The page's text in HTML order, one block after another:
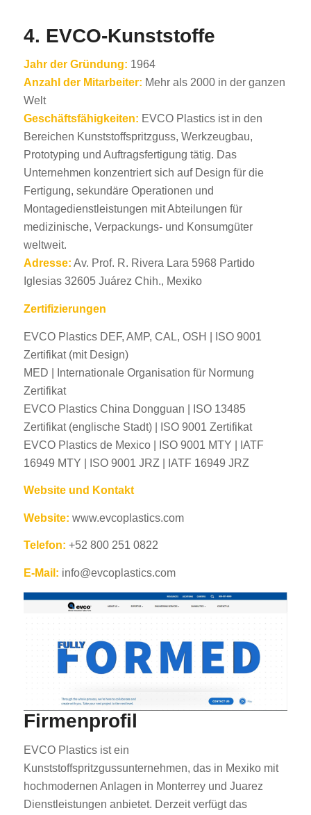
4. EVCO-Kunststoffe
Jahr der Gründung: 1964
Anzahl der Mitarbeiter: Mehr als 2000 in der ganzen
Welt
Geschäftsfähigkeiten: EVCO Plastics ist in den
Bereichen Kunststoffspritzguss, Werkzeugbau,
Prototyping und Auftragsfertigung tätig. Das
Unternehmen konzentriert sich auf Design für die
Fertigung, sekundäre Operationen und
Montagedienstleistungen mit Abteilungen für
medizinische, Verpackungs- und Konsumgüter
weltweit.
Adresse: Av. Prof. R. Rivera Lara 5968 Partido
Iglesias 32605 Juárez Chih., Mexiko
Zertifizierungen
EVCO Plastics DEF, AMP, CAL, OSH | ISO 9001
Zertifikat (mit Design)
MED | Internationale Organisation für Normung
Zertifikat
EVCO Plastics China Dongguan | ISO 13485
Zertifikat (englische Stadt) | ISO 9001 Zertifikat
EVCO Plastics de Mexico | ISO 9001 MTY | IATF
16949 MTY | ISO 9001 JRZ | IATF 16949 JRZ
Website und Kontakt
Website: www.evcoplastics.com
Telefon: +52 800 251 0822
E-Mail: info@evcoplastics.com
Firmenprofil
EVCO Plastics ist ein
Kunststoffspritzgussunternehmen, das in Mexiko mit
hochmodernen Anlagen in Monterrey und Juarez
Dienstleistungen anbietet. Derzeit verfügt das